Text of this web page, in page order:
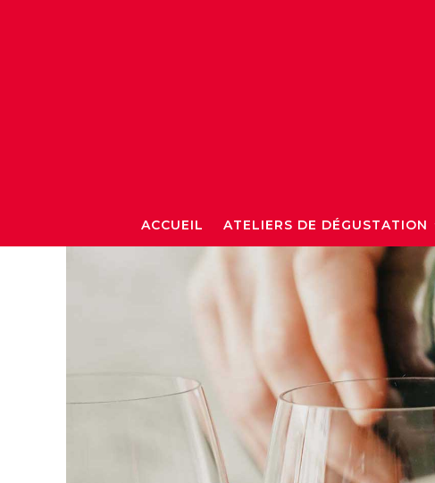
ACCUEIL ATELIERS DE DÉGUSTATION